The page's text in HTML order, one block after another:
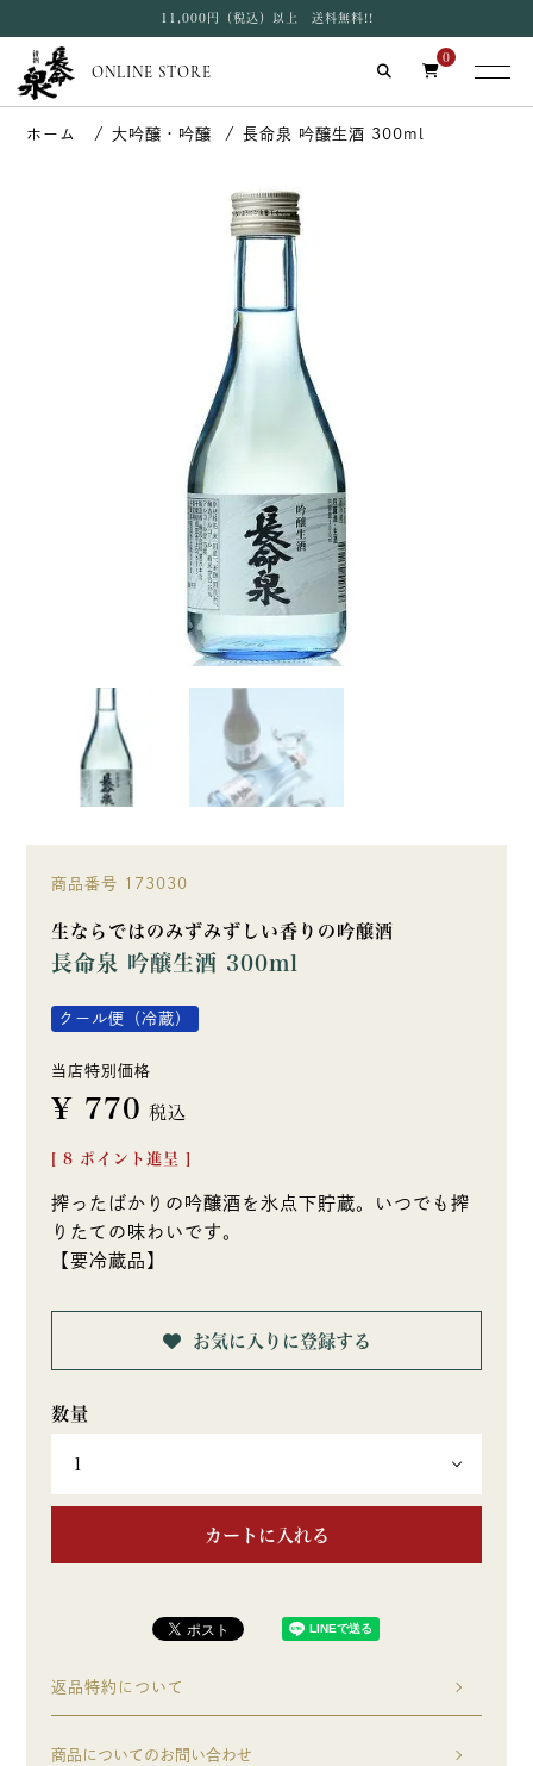
11,000円（税込）以上 送料無料!!
ONLINE STORE
0
大吟醸・吟醸 長命泉 吟醸生酒 300ml
商品番号 173030
生ならではのみずみずしい香りの吟醸酒
長命泉 吟醸生酒 300ml
クール便（冷蔵）
当店特別価格
¥ 770 税込
8 ポイント進呈 ]
搾ったばかりの吟醸酒を氷点下貯蔵。いつでも搾
りたての味わいです。
【要冷蔵品】
お気に入りに登録する
カートに入れる
返品特約について
商品についてのお問い合わせ